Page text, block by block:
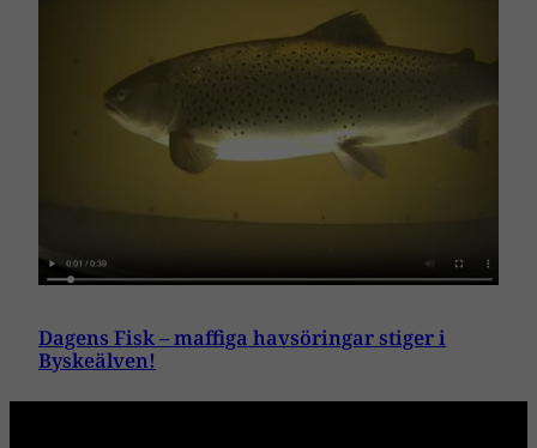
Dagens Fisk – maffiga havsöringar stiger i
Byskeälven!